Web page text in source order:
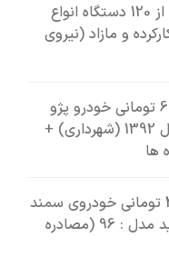
شروع مزایده بیش از 120 دستگاه انواع
و مازاد (نیروی
مزایده 600/000/000 تومانی خودرو پژو
پارس تیپ TU5مدل 1392 (شهرداری) +
ها
حراج 450/000/000 تومانی خودروی سمند
LX EF7 رنگ : سفید مدل : 96 (مصادره